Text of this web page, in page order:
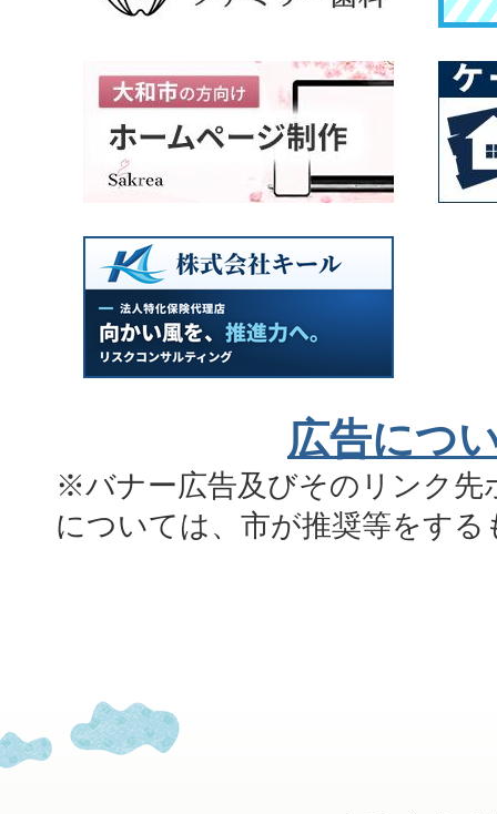
広告につ
※バナー広告及びそのリンク先
については、市が推奨等をす